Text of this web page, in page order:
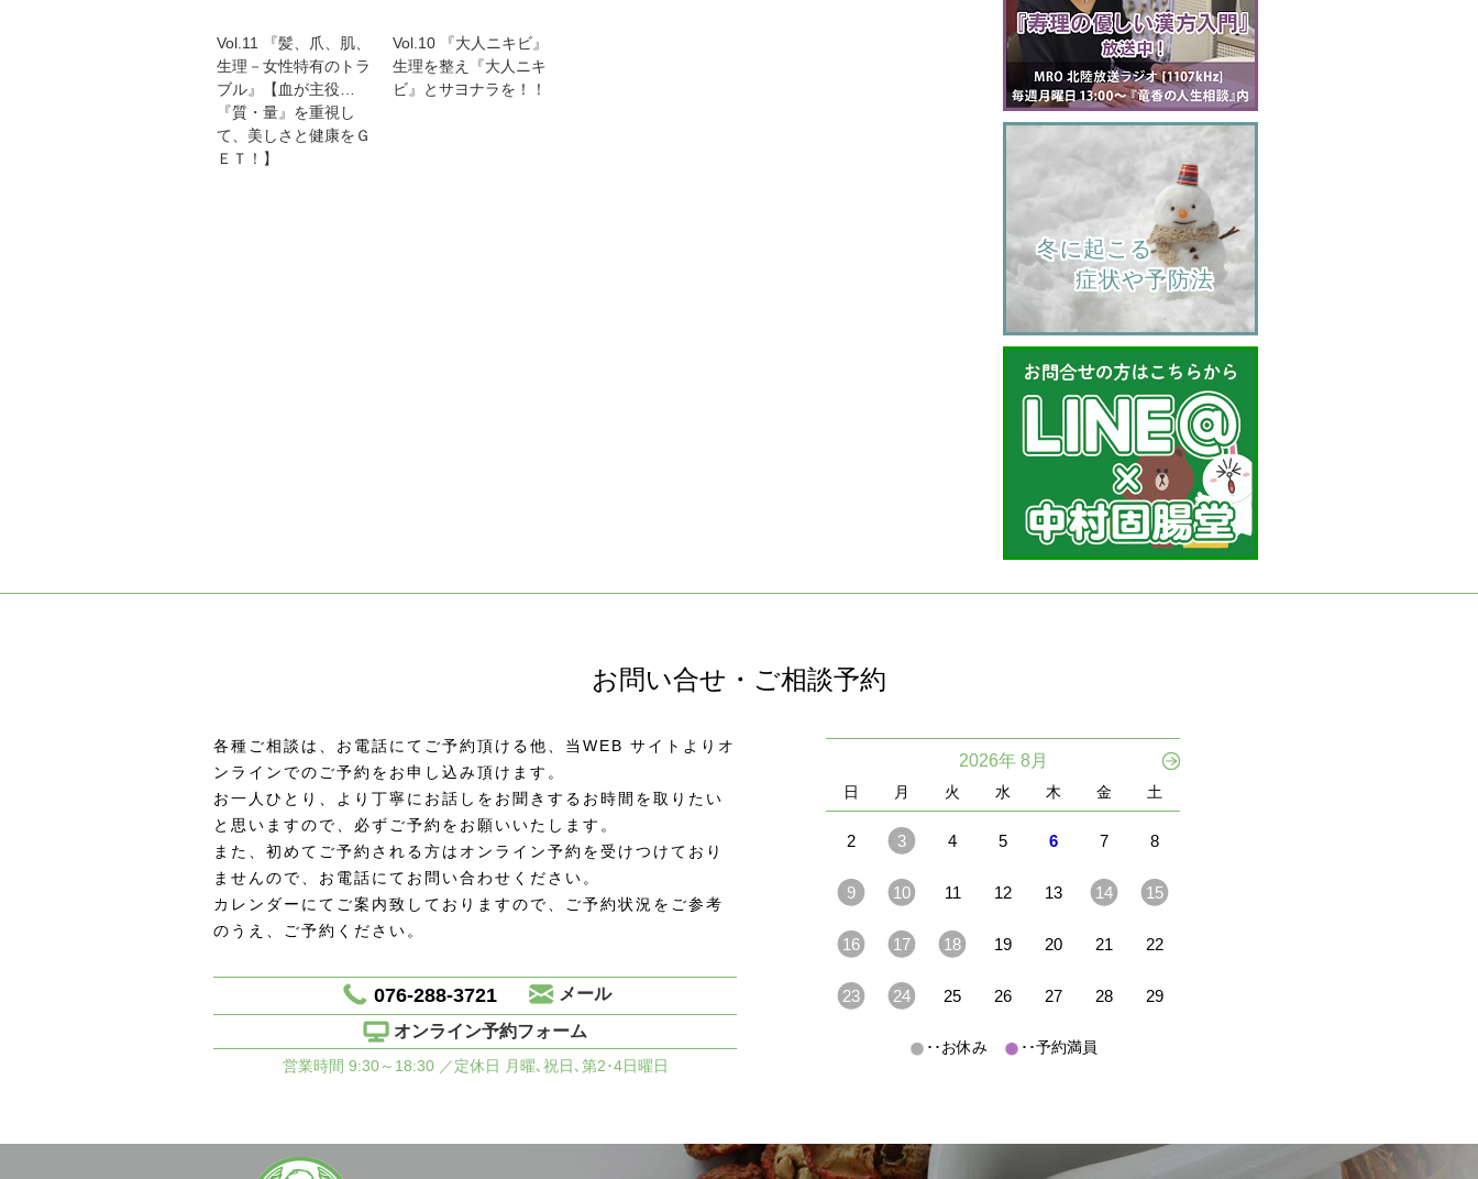
Vol.11 『髪、爪、肌、
生理－女性特有のトラ
ブル』【血が主役…
『質・量』を重視し
て、美しさと健康をＧ
ＥＴ！】
Vol.10 『大人ニキビ』
生理を整え『大人ニキ
ビ』とサヨナラを！！
    冬に起こる
         症状や予防法
お問い合せ・ご相談予約
各種ご相談は、お電話にてご予約頂ける他、当WEB サイトよりオ
ンラインでのご予約をお申し込み頂けます。
お一人ひとり、より丁寧にお話しをお聞きするお時間を取りたい
と思いますので、必ずご予約をお願いいたします。
また、初めてご予約される方はオンライン予約を受けつけており
ませんので、お電話にてお問い合わせください。
カレンダーにてご案内致しておりますので、ご予約状況をご参考
のうえ、ご予約ください。
076-288-3721
メール
オンライン予約フォーム
営業時間 9:30～18:30 ／定休日 月曜､祝日､第2･4日曜日
2026年 8月
日 月 火 水 木 金 土
2 3 4 5 6 7 8
9 10 11 12 13 14 15
16 17 18 19 20 21 22
23 24 25 26 27 28 29
･･お休み ･･予約満員